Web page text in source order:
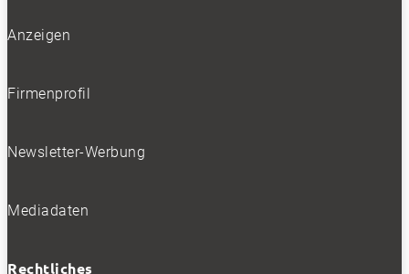
Anzeigen
Firmenprofil
Newsletter-Werbung
Mediadaten
Rechtliches